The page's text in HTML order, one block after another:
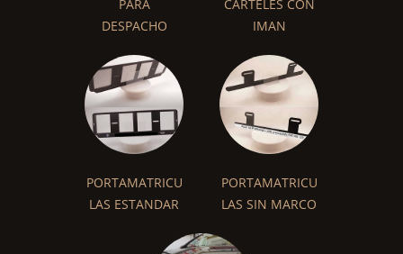
PARA
DESPACHO
CARTELES CON
IMAN
PORTAMATRICU
LAS ESTANDAR
PORTAMATRICU
LAS SIN MARCO